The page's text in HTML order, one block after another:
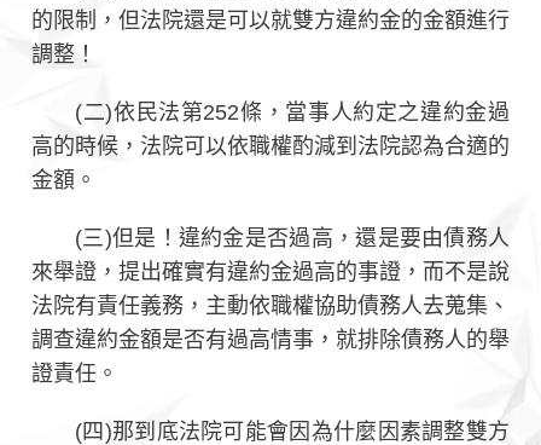
的限制，但法院還是可以就雙方違約金的金額進行
調整！
(二)依民法第252條，當事人約定之違約金過
高的時候，法院可以依職權酌減到法院認為合適的
金額。
(三)但是！違約金是否過高，還是要由債務人
來舉證，提出確實有違約金過高的事證，而不是說
法院有責任義務，主動依職權協助債務人去蒐集、
調查違約金額是否有過高情事，就排除債務人的舉
證責任。
(四)那到底法院可能會因為什麼因素調整雙方